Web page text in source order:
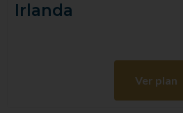
Irlanda
Ver plan